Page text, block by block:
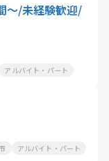
～/未経験歓迎/
アルバイト・パート
アルバイト・パート